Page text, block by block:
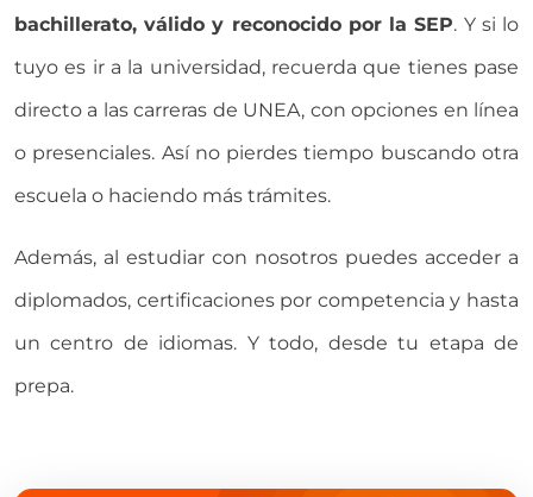
bachillerato, válido y reconocido por la SEP. Y si lo
tuyo es ir a la universidad, recuerda que tienes pase
directo a las carreras de UNEA, con opciones en línea
o presenciales. Así no pierdes tiempo buscando otra
escuela o haciendo más trámites.
Además, al estudiar con nosotros puedes acceder a
diplomados, certificaciones por competencia y hasta
un centro de idiomas. Y todo, desde tu etapa de
prepa.